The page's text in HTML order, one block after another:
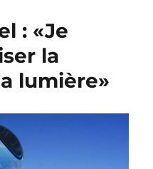
: «Je
la
lumière»